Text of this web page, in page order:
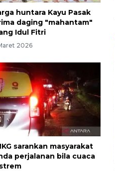
huntara Kayu Pasak
daging "mahantam"
Idul Fitri
2026
sarankan masyarakat
perjalanan bila cuaca